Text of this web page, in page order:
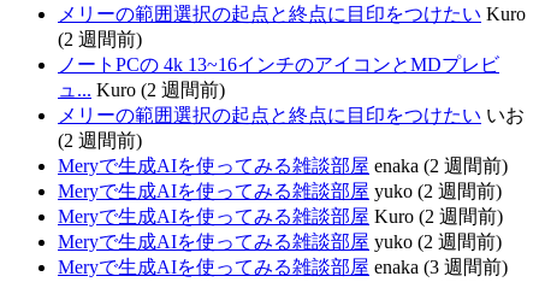
メリーの範囲選択の起点と終点に目印をつけたい Kuro
(2 週間前)
ノートPCの 4k 13~16インチのアイコンとMDプレビ
ュ... Kuro (2 週間前)
メリーの範囲選択の起点と終点に目印をつけたい いお
(2 週間前)
Meryで生成AIを使ってみる雑談部屋 enaka (2 週間前)
Meryで生成AIを使ってみる雑談部屋 yuko (2 週間前)
Meryで生成AIを使ってみる雑談部屋 Kuro (2 週間前)
Meryで生成AIを使ってみる雑談部屋 yuko (2 週間前)
Meryで生成AIを使ってみる雑談部屋 enaka (3 週間前)